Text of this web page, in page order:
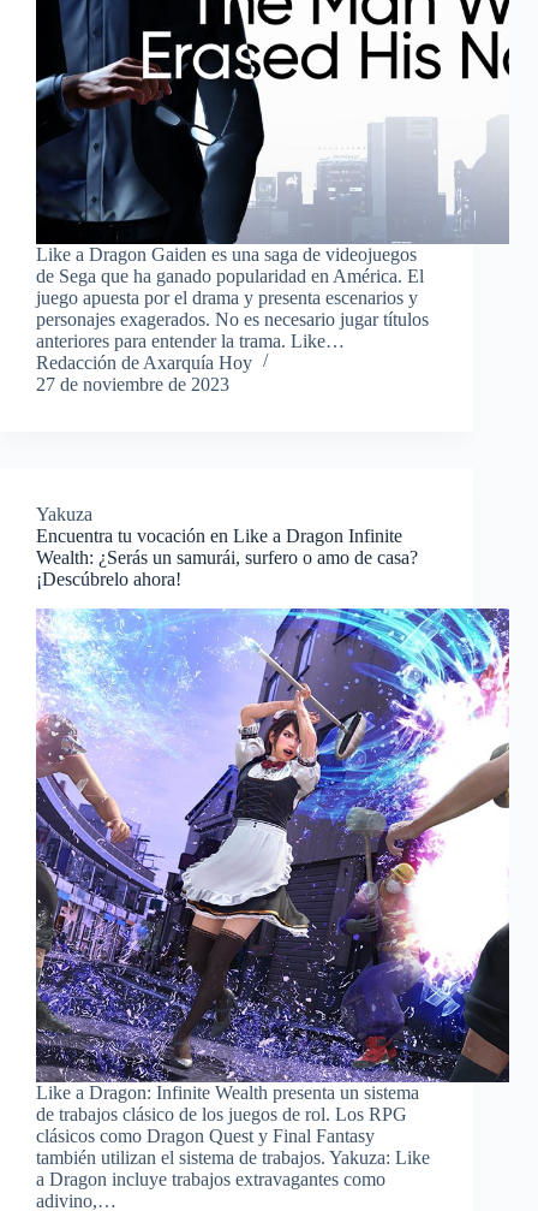
Like a Dragon Gaiden es una saga de videojuegos
de Sega que ha ganado popularidad en América. El
juego apuesta por el drama y presenta escenarios y
personajes exagerados. No es necesario jugar títulos
anteriores para entender la trama. Like…
Redacción de Axarquía Hoy
27 de noviembre de 2023
Yakuza
Encuentra tu vocación en Like a Dragon Infinite
Wealth: ¿Serás un samurái, surfero o amo de casa?
¡Descúbrelo ahora!
Like a Dragon: Infinite Wealth presenta un sistema
de trabajos clásico de los juegos de rol. Los RPG
clásicos como Dragon Quest y Final Fantasy
también utilizan el sistema de trabajos. Yakuza: Like
a Dragon incluye trabajos extravagantes como
adivino,…